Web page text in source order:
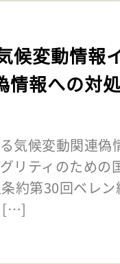
候変動情報
情報への対
気候変動関連偽
リティのための
約第30回ベレ
[…]